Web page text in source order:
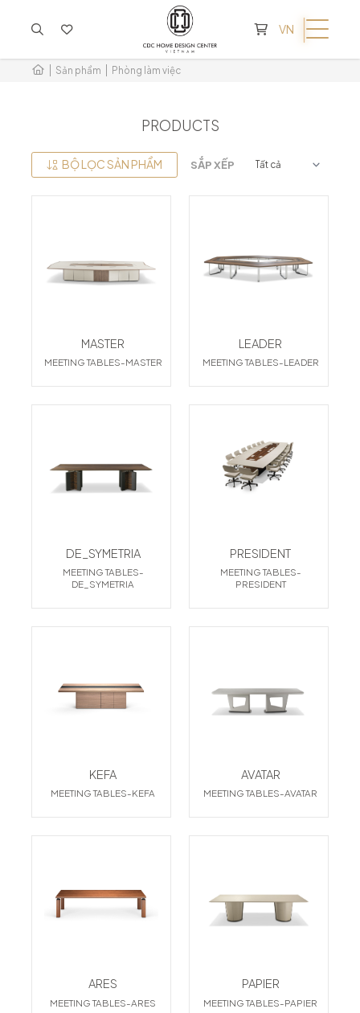
KHÔNG CÓ SẢN PHẨM TRONG GIỎ HÀNG
VN
Sản phẩm Phòng làm việc
PRODUCTS
BỘ LỌC SẢN PHẨM SẮP XẾP
MASTER
MEETING TABLES-MASTER
LEADER
MEETING TABLES-LEADER
DE_SYMETRIA
MEETING TABLES-
DE_SYMETRIA
PRESIDENT
MEETING TABLES-
PRESIDENT
KEFA
MEETING TABLES-KEFA
AVATAR
MEETING TABLES-AVATAR
ARES
MEETING TABLES-ARES
PAPIER
MEETING TABLES-PAPIER